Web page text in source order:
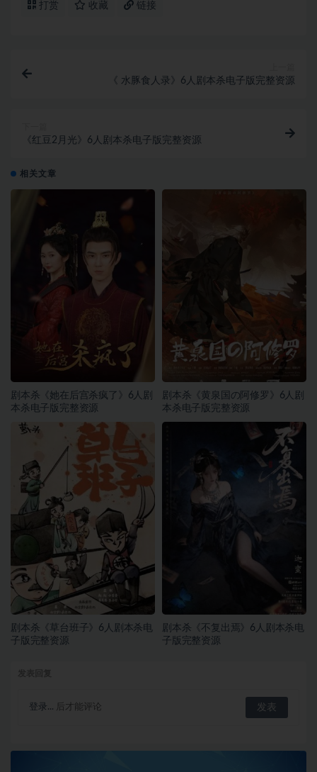
打赏 收藏 链接
《 水豚食人录》6人剧本杀电子版完整资源
《红豆2月光》6人剧本杀电子版完整资源
相关文章
剧本杀《她在后宫杀疯了》6人剧
本杀电子版完整资源
剧本杀《黄泉国の阿修罗》6人剧
本杀电子版完整资源
剧本杀《草台班子》6人剧本杀电
子版完整资源
剧本杀《不复出焉》6人剧本杀电
子版完整资源
登录... 后才能评论